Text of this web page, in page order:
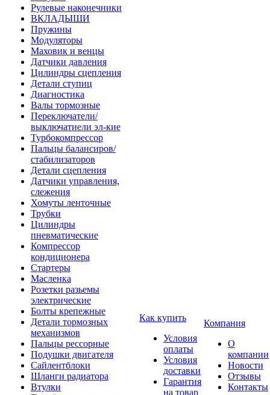
Рулевые наконечники
ВКЛАДЫШИ
Пружины
Модуляторы
Маховик и венцы
Датчики давления
Цилиндры сцепления
Детали ступиц
Диагностика
Валы тормозные
Переключатели/
выключатиели эл-кие
Турбокомпрессор
Пальцы балансиров/
стабилизаторов
Детали сцепления
Датчики управления,
слежения
Хомуты ленточные
Трубки
Цилиндры
пневматические
Компрессор
кондиционера
Стартеры
Масленка
Розетки разьемы
электрические
Болты крепежные
Детали тормозных
механизмов
Пальцы рессорные
Подушки двигателя
Сайлентблоки
Шланги радиатора
Втулки
Как купить
Условия
оплаты
Условия
доставки
Гарантия
на товар
Компания
О
компании
Новости
Отзывы
Контакты